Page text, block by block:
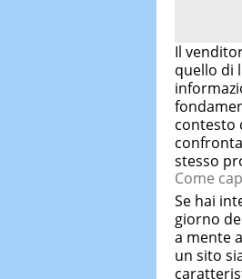
Il
quello di
contesto
stesso
Come
Se hai
giorno
a mente
un sito